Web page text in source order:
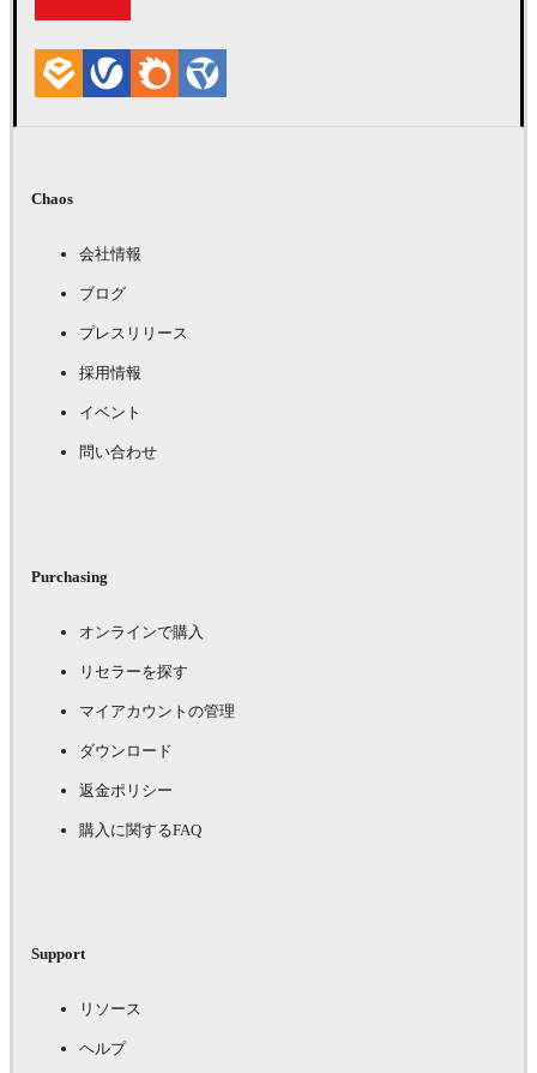
Chaos
会社情報
ブログ
プレスリリース
採用情報
イベント
問い合わせ
Purchasing
オンラインで購入
リセラーを探す
マイアカウントの管理
ダウンロード
返金ポリシー
購入に関するFAQ
Support
リソース
ヘルプ